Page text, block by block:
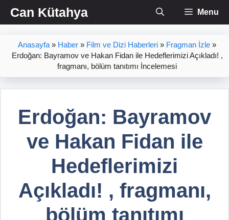
İçeriğe
atlaCan Kütahya Menu
Anasayfa » Haber » Film ve Dizi Haberleri » Fragman İzle »
Erdoğan: Bayramov ve Hakan Fidan ile Hedeflerimizi Açıkladı! ,
fragmanı, bölüm tanıtımı İncelemesi
Erdoğan: Bayramov
ve Hakan Fidan ile
Hedeflerimizi
Açıkladı! , fragmanı,
bölüm tanıtımı